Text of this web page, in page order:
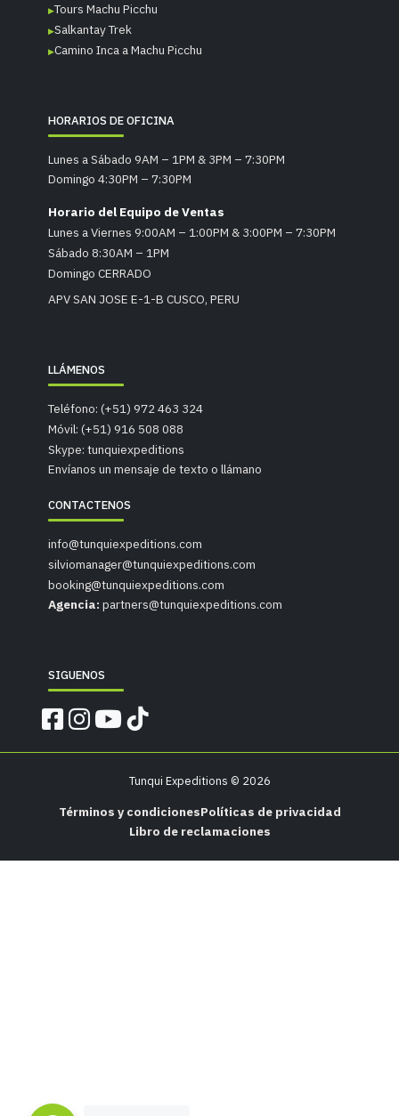
Tours Machu Picchu
Salkantay Trek
Camino Inca a Machu Picchu
HORARIOS DE OFICINA
Lunes a Sábado 9AM – 1PM & 3PM – 7:30PM
Domingo 4:30PM – 7:30PM
Horario del Equipo de Ventas
Lunes a Viernes 9:00AM – 1:00PM & 3:00PM – 7:30PM
Sábado 8:30AM – 1PM
Domingo CERRADO
APV SAN JOSE E-1-B CUSCO, PERU
LLÁMENOS
Teléfono: (+51) 972 463 324
Móvil: (+51) 916 508 088
Skype: tunquiexpeditions
Envíanos un mensaje de texto o llámano
CONTACTENOS
info@tunquiexpeditions.com
silviomanager@tunquiexpeditions.com
booking@tunquiexpeditions.com
Agencia: partners@tunquiexpeditions.com
SIGUENOS
Tunqui Expeditions © 2026
Términos y condicionesPolíticas de privacidad
Libro de reclamaciones